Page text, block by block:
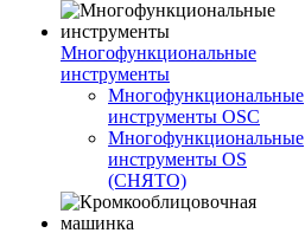
Многофункциональные
инструменты
Многофункциональные
инструменты OSC
Многофункциональные
инструменты OS
(СНЯТО)